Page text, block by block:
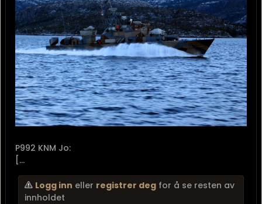
P992 KNM Jo:
[...
Logg inn eller registrer deg for å se resten av
innholdet